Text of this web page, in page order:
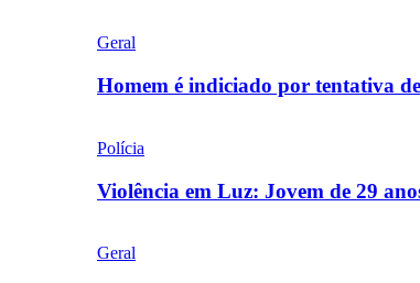
Geral
Homem é indiciado por tentativa
Polícia
Violência em Luz: Jovem de 29
Geral